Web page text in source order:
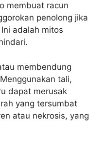
membuat racun
penolong jika
adalah mitos
membendung
tali,
dapat merusak
yang tersumbat
atau nekrosis, yang